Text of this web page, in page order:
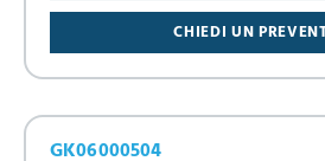
CHIEDI UN
GK06000504